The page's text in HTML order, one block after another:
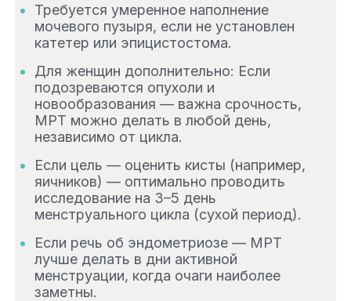
Требуется умеренное наполнение
мочевого пузыря, если не установлен
катетер или эпицистостома.
Для женщин дополнительно: Если
подозреваются опухоли и
новообразования — важна срочность,
МРТ можно делать в любой день,
независимо от цикла.
Если цель — оценить кисты (например,
яичников) — оптимально проводить
исследование на 3–5 день
менструального цикла (сухой период).
Если речь об эндометриозе — МРТ
лучше делать в дни активной
менструации, когда очаги наиболее
заметны.